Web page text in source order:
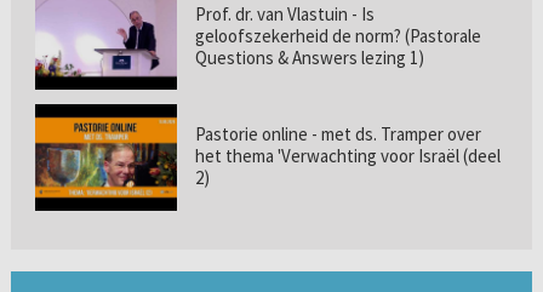
Prof. dr. van Vlastuin - Is
geloofszekerheid de norm? (Pastorale
Questions & Answers lezing 1)
Pastorie online - met ds. Tramper over
het thema 'Verwachting voor Israël (deel
2)